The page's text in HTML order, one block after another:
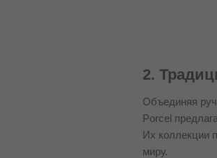
2.
Объединяя
Porcel
Их коллекции
миру.